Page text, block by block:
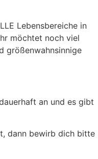
Lebensbereiche in
möchtet noch viel
größenwahnsinnige
an und es gibt
dann bewirb dich bitte